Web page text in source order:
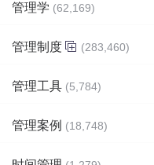
管理学 (62,169)
管理制度 (283,460)
管理工具 (5,784)
管理案例 (18,748)